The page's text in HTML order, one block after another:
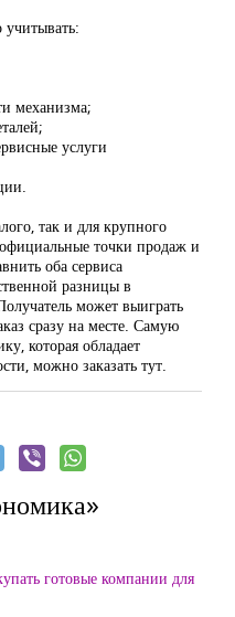
механизма;
услуги
так и для крупного
точки продаж и
оба сервиса
разницы в
может выиграть
сразу на месте. Самую
которая обладает
можно заказать тут.
готовые компании для